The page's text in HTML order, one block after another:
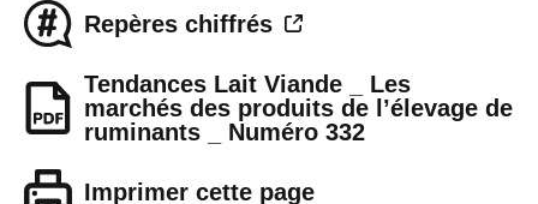
Repères chiffrés
Tendances Lait Viande _ Les
marchés des produits de l’élevage de
ruminants _ Numéro 332
Imprimer cette page